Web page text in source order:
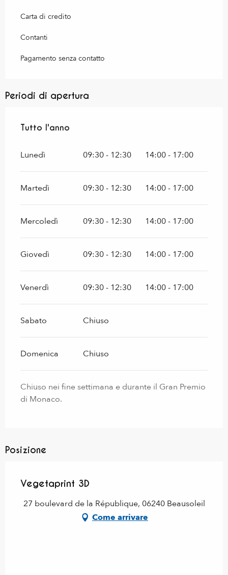
Carta di credito
Contanti
Pagamento senza contatto
Periodi di apertura
Tutto l'anno
Tutto l'anno
Lunedì 09:30 - 12:30 14:00 - 17:00
Martedì 09:30 - 12:30 14:00 - 17:00
Mercoledì 09:30 - 12:30 14:00 - 17:00
Giovedì 09:30 - 12:30 14:00 - 17:00
Venerdì 09:30 - 12:30 14:00 - 17:00
Sabato Chiuso
Domenica Chiuso
Chiuso nei fine settimana e durante il Gran Premio
di Monaco.
Posizione
Vegetaprint 3D
27 boulevard de la République, 06240 Beausoleil
Come arrivare